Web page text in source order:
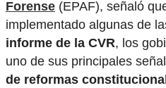
Forense (EPAF), señaló
implementado algunas de
informe de la CVR, los
uno de sus principales
de reformas